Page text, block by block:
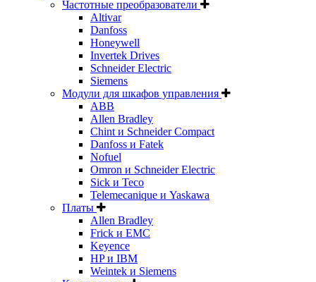
Частотные преобразователи
Altivar
Danfoss
Honeywell
Invertek Drives
Schneider Electric
Siemens
Модули для шкафов управления
ABB
Allen Bradley
Chint и Schneider Compact
Danfoss и Fatek
Nofuel
Omron и Schneider Electric
Sick и Teco
Telemecanique и Yaskawa
Платы
Allen Bradley
Frick и EMC
Keyence
HP и IBM
Weintek и Siemens